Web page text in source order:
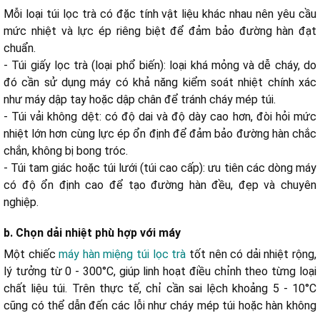
Mỗi loại túi lọc trà có đặc tính vật liệu khác nhau nên yêu cầu
mức nhiệt và lực ép riêng biệt để đảm bảo đường hàn đạt
chuẩn.
- Túi giấy lọc trà (loại phổ biến): loại khá mỏng và dễ cháy, do
đó cần sử dụng máy có khả năng kiểm soát nhiệt chính xác
như máy dập tay hoặc dập chân để tránh cháy mép túi.
- Túi vải không dệt: có độ dai và độ dày cao hơn, đòi hỏi mức
nhiệt lớn hơn cùng lực ép ổn định để đảm bảo đường hàn chắc
chắn, không bị bong tróc.
- Túi tam giác hoặc túi lưới (túi cao cấp): ưu tiên các dòng máy
có độ ổn định cao để tạo đường hàn đều, đẹp và chuyên
nghiệp.
b. Chọn dải nhiệt phù hợp với máy
Một chiếcmáy hàn miệng túi lọc trà tốt nên có dải nhiệt rộng,
lý tưởng từ 0 - 300°C, giúp linh hoạt điều chỉnh theo từng loại
chất liệu túi. Trên thực tế, chỉ cần sai lệch khoảng 5 - 10°C
cũng có thể dẫn đến các lỗi như cháy mép túi hoặc hàn không